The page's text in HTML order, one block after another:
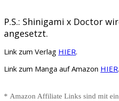
P.S.: Shinigami x Doctor
angesetzt.
Link zum Verlag HIER.
Link zum Manga auf Amazon HIER
* Amazon Affiliate Links sind mit